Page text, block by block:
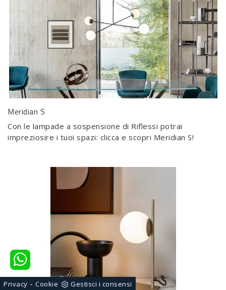
Meridian S
Con le lampade a sospensione di Riflessi potrai
impreziosire i tuoi spazi: clicca e scopri Meridian S!
Privacy - Cookie Gestisci i consensi